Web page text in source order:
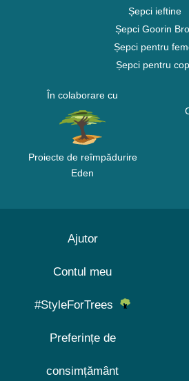
Șepci ieftine
Șepci Goorin
Șepci pentru
Șepci pentru
În colaborare cu
Proiecte de reîmpădurire
Eden
Ajutor
Contul meu
#StyleForTrees
Preferințe de
consimțământ